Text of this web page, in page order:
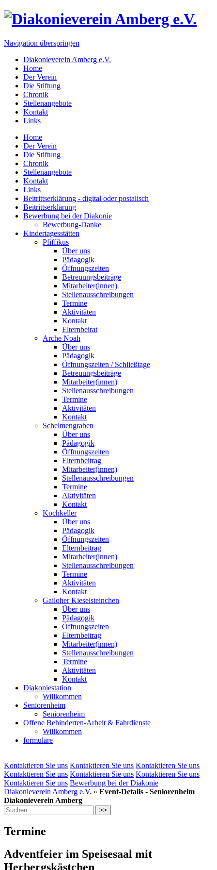
Navigation überspringen
Diakonieverein Amberg e.V.
Home
Der Verein
Die Stiftung
Chronik
Stellenangebote
Kontakt
Links
Home
Der Verein
Die Stiftung
Chronik
Stellenangebote
Kontakt
Links
Beitrittserklärung - digital oder postalisch
Beitrittserklärung
Bewerbung bei der Diakonie
Bewerbung-Danke
Kindertagesstätten
Pfiffikus
Über uns
Pädagogik
Öffnungszeiten
Betreuungsbeiträge
Mitarbeiter(innen)
Stellenausschreibungen
Termine
Aktivitäten
Kontakt
Elternbeirat
Arche Noah
Über uns
Pädagogik
Öffnungszeiten / Schließtage
Betreuungsbeiträge
Mitarbeiter(innen)
Stellenausschreibungen
Termine
Aktivitäten
Kontakt
Schelmengraben
Über uns
Pädagogik
Öffnungszeiten
Elternbeitrag
Mitarbeiter(innen)
Stellenausschreibungen
Termine
Aktivitäten
Kontakt
Kochkeller
Über uns
Pädagogik
Öffnungszeiten
Elternbeitrag
Mitarbeiter(innen)
Stellenausschreibungen
Termine
Aktivitäten
Kontakt
Gailoher Kieselsteinchen
Über uns
Pädagogik
Öffnungszeiten
Elternbeitrag
Mitarbeiter(innen)
Stellenausschreibungen
Termine
Aktivitäten
Kontakt
Diakoniestation
Willkommen
Seniorenheim
Seniorenheim
Offene Behinderten-Arbeit & Fahrdienste
Willkommen
formulare
Kontaktieren Sie uns Kontaktieren Sie uns Kontaktieren Sie uns
Kontaktieren Sie uns Kontaktieren Sie uns Kontaktieren Sie uns
Kontaktieren Sie uns Bewerbung bei der Diakonie
Diakonieverein Amberg e.V. » Event-Details - Seniorenheim
Diakonieverein Amberg
>>
Termine
Adventfeier im Speisesaal mit
Herbergskästchen